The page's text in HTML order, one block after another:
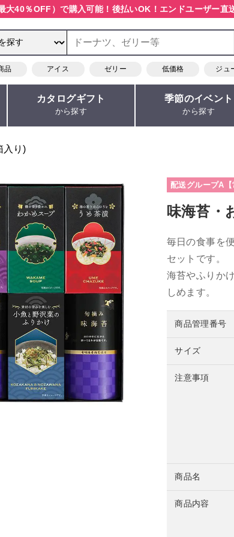
大40％OFF）で購入可能！ 後払いOK！エンドユーザー直
品 アイス ゼリー 低価格 ジュ
カタログギフト
から探す
季節のイベント
から探す
入り)
配送グループA【
味海苔・
毎日の食事を
セットです。
海苔やふりか
しめます。
商品管理番号
サイズ
注意事項
商品名
商品内容